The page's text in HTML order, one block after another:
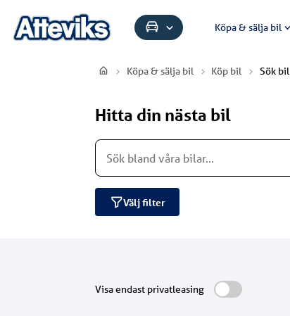
Köpa & sälja bil
Köpa & sälja bil Köp bil Sök bil
Hitta din nästa bil
Välj filter
Visa endast privatleasing